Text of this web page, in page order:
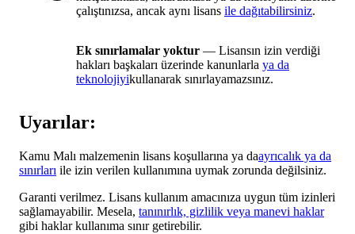
çalıştınızsa, ancak aynı lisans ile dağıtabilirsiniz.
Ek sınırlamalar yoktur — Lisansın izin verdiği
hakları başkaları üzerinde kanunlarla ya da
teknolojiyikullanarak sınırlayamazsınız.
Uyarılar:
Kamu Malı malzemenin lisans koşullarına ya daayrıcalık ya da
sınırları ile izin verilen kullanımına uymak zorunda değilsiniz.
Garanti verilmez. Lisans kullanım amacınıza uygun tüm izinleri
sağlamayabilir. Mesela, tanınırlık, gizlilik veya manevi haklar
gibi haklar kullanıma sınır getirebilir.